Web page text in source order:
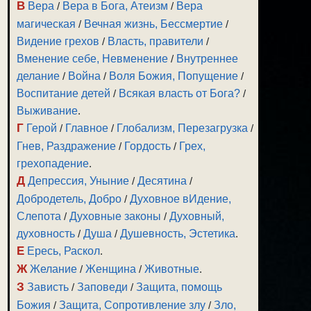
В Вера / Вера в Бога, Атеизм / Вера
магическая / Вечная жизнь, Бессмертие /
Видение грехов / Власть, правители /
Вменение себе, Невменение / Внутреннее
делание / Война / Воля Божия, Попущение /
Воспитание детей / Всякая власть от Бога? /
Выживание.
Г Герой / Главное / Глобализм, Перезагрузка /
Гнев, Раздражение / Гордость / Грех,
грехопадение.
Д Депрессия, Уныние /Десятина /
Добродетель, Добро /Духовное вИдение,
Слепота /Духовные законы /Духовный,
духовность /Душа /Душевность, Эстетика.
Е Ересь, Раскол.
Ж Желание /Женщина /Животные.
З Зависть /Заповеди /Защита, помощь
Божия /Защита, Сопротивление злу /Зло,